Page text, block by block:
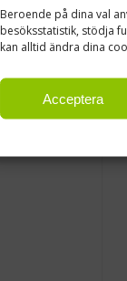
Beroende på dina val
besöksstatistik, stödja
kan alltid ändra dina
Acceptera